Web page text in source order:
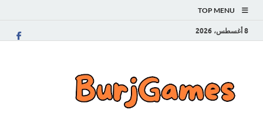
TOP MENU
8 أغسطس، 2026